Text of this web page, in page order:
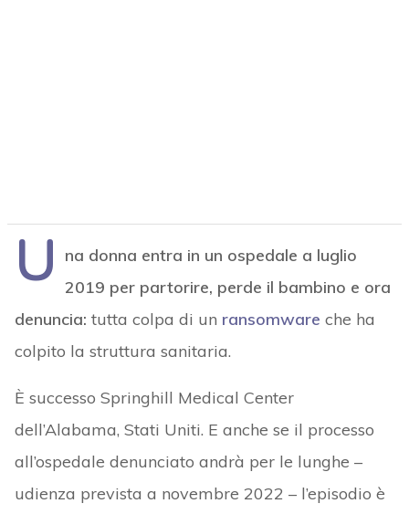
U
na donna entra in un ospedale a luglio
2019 per partorire, perde il bambino e ora
denuncia: tutta colpa di un ransomware che ha
colpito la struttura sanitaria.
È successo Springhill Medical Center
dell’Alabama, Stati Uniti. E anche se il processo
all’ospedale denunciato andrà per le lunghe –
udienza prevista a novembre 2022 – l’episodio è